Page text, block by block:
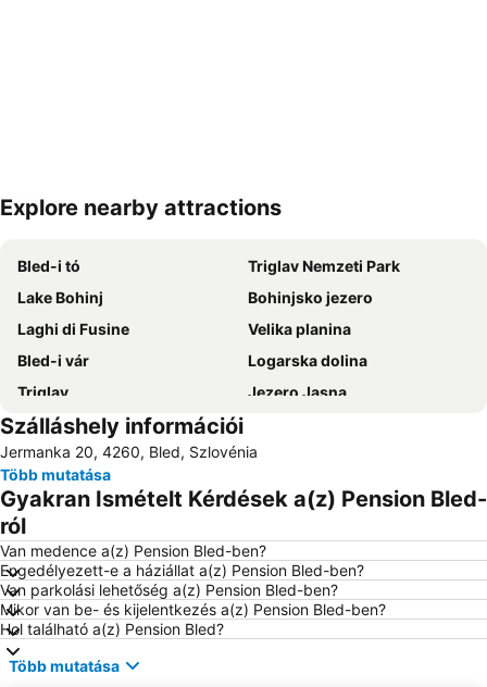
Nagy méretű térkép
Explore nearby attractions
Bled-i tó
Triglav Nemzeti Park
Lake Bohinj
Bohinjsko jezero
Laghi di Fusine
Velika planina
Bled-i vár
Logarska dolina
Triglav
Jezero Jasna
Krvavec Síközpont
Vogel
Tolminska korita
Blejski Vintgar
Planšarsko jezero
Sella Nevea
Planica
Telecabina del Monte Lussari
Bohinj Vodni Park
Tscheppaschlucht
Bezigrad
Bus station Bled
Pokopališče padlih v 1. sv. vojni v Ukancu
Bahnhof Velden am Wörthersee Vasútállomás
Camporosso in Valcanale - Ski Area Tarvisio
Szálláshely információi
Jermanka 20, 4260, Bled, Szlovénia
Több mutatása
Gyakran Ismételt Kérdések a(z) Pension Bled-
ról
Van medence a(z) Pension Bled-ben?
Engedélyezett-e a háziállat a(z) Pension Bled-ben?
Van parkolási lehetőség a(z) Pension Bled-ben?
Mikor van be- és kijelentkezés a(z) Pension Bled-ben?
Hol található a(z) Pension Bled?
Több mutatása